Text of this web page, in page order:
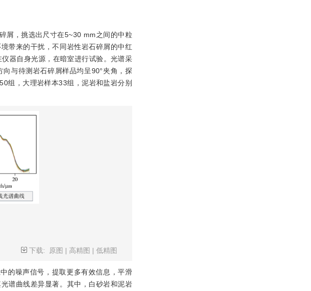
屑，挑选出尺寸在5~30 mm之间的中粒
带来的干扰，不同岩性岩石碎屑的中红
器自身光源，在暗室进行试验。光谱采
与待测岩石碎屑样品均呈90°夹角，探
组，大理岩样本33组，泥岩和盐岩分别
下载:
原图 | 高精图 |低精图
的噪声信号，提取更多有效信息，平滑
谱曲线差异显著。其中，白砂岩和泥岩